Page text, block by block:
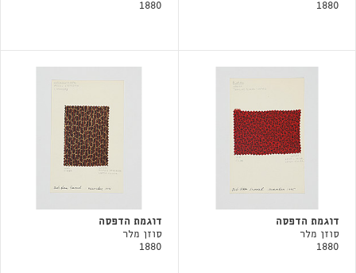
1880
1880
דוגמת הדפסה
סוזן מלר
1880
דוגמת הדפסה
סוזן מלר
1880